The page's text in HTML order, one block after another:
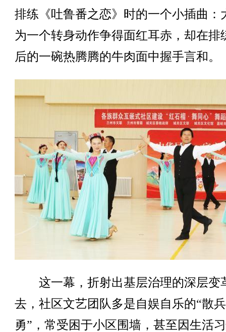
排练《吐鲁番之恋》时的一个小插曲：
为一个转身动作争得面红耳赤，却在排
后的一碗热腾腾的牛肉面中握手言和。
这一幕，折射出基层治理的深层变
去，社区文艺团队多是自娱自乐的“散
勇”，常受困于小区围墙，甚至因生活